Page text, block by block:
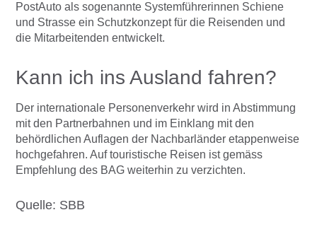
PostAuto als sogenannte Systemführerinnen Schiene
und Strasse ein Schutzkonzept für die Reisenden und
die Mitarbeitenden entwickelt.
Kann ich ins Ausland fahren?
Der internationale Personenverkehr wird in Abstimmung
mit den Partnerbahnen und im Einklang mit den
behördlichen Auflagen der Nachbarländer etappenweise
hochgefahren. Auf touristische Reisen ist gemäss
Empfehlung des BAG weiterhin zu verzichten.
Quelle: SBB